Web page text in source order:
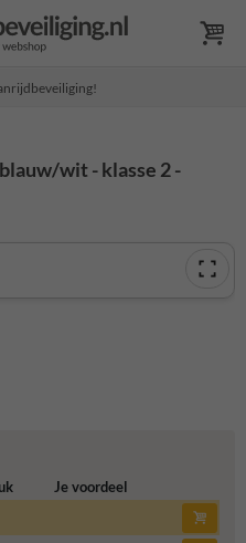
wit - klasse 2 -
Je voordeel